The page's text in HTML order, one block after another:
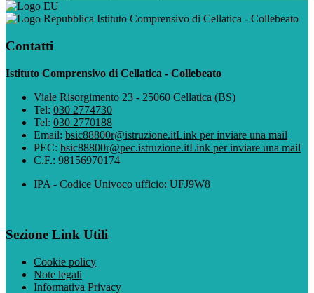
Istituto Comprensivo di Cellatica - Collebeato
Contatti
Istituto Comprensivo di Cellatica - Collebeato
Viale Risorgimento 23 - 25060 Cellatica (BS)
Tel: 030 2774730
Tel: 030 2770188
Email: bsic88800r@istruzione.itLink per inviare una mail
PEC: bsic88800r@pec.istruzione.itLink per inviare una mail
C.F.: 98156970174
IPA - Codice Univoco ufficio: UFJ9W8
Sezione Link Utili
Cookie policy
Note legali
Informativa Privacy